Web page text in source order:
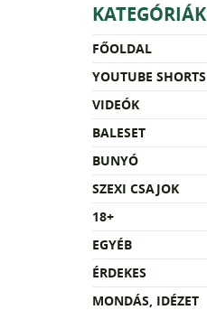
KATEGÓRIÁK
FŐOLDAL
YOUTUBE SHORTS
VIDEÓK
BALESET
BUNYÓ
SZEXI CSAJOK
18+
EGYÉB
ÉRDEKES
MONDÁS, IDÉZET